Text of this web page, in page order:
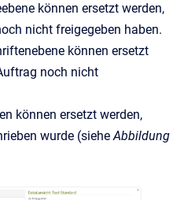
können ersetzt werden,
nicht freigegeben haben.
können ersetzt
noch nicht
können ersetzt werden,
wurde (sieheAbbildung